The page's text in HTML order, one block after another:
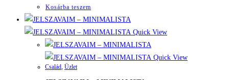
Kosárba teszem
Quick View
Quick View
Család, Üzlet